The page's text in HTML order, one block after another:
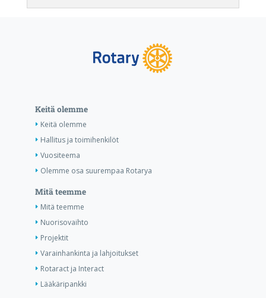
Keitä olemme
Keitä olemme
Hallitus ja toimihenkilöt
Vuositeema
Olemme osa suurempaa Rotarya
Mitä teemme
Mitä teemme
Nuorisovaihto
Projektit
Varainhankinta ja lahjoitukset
Rotaract ja Interact
Lääkäripankki